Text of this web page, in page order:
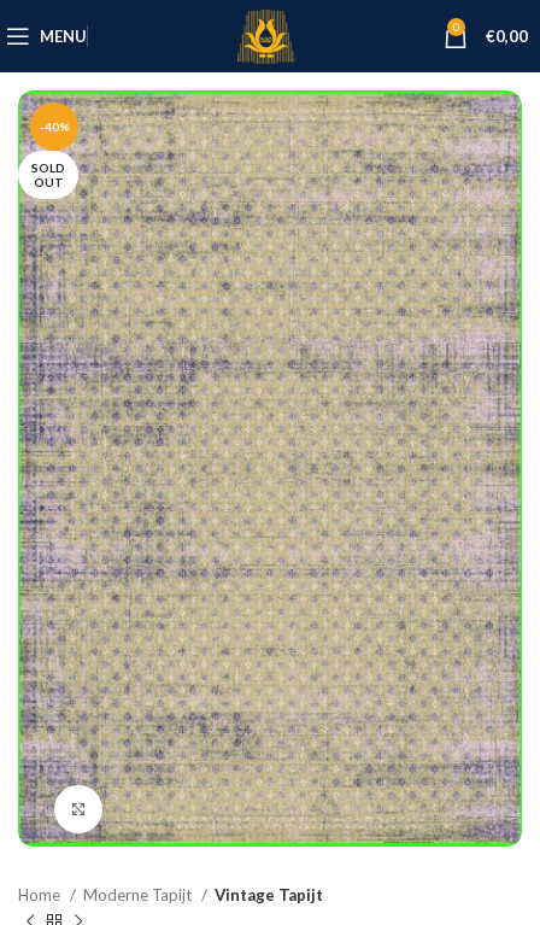
MENU 0 €0,00
-40%
SOLD
OUT
Click to enlarge
Home Moderne Tapijt Vintage Tapijt